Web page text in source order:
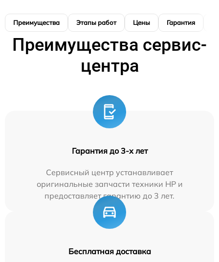
Преимущества Этапы работ Цены Гарантия
Преимущества сервис-
центра
Гарантия до 3-х лет
Сервисный центр устанавливает
оригинальные запчасти техники HP и
предоставляет гарантию до 3 лет.
Бесплатная доставка